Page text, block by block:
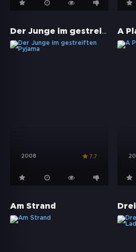
Der Junge im gestreiften Pyjama
2008 7.7
A
Am Strand